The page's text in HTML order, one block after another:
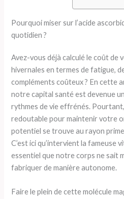
Pourquoi miser sur l’acide
quotidien ?
Avez-vous déjà calculé le coût de
hivernales en termes de fatigue,
compléments coûteux ? En cette
notre capital santé est devenue
rythmes de vie effrénés.
redoutable pour maintenir votre
potentiel se trouve au rayon
C’est ici qu’intervient la fameuse
essentiel que notre corps ne sait
fabriquer de manière autonome.
Faire le plein de cette molécule